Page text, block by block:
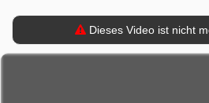
Dieses Video ist nicht